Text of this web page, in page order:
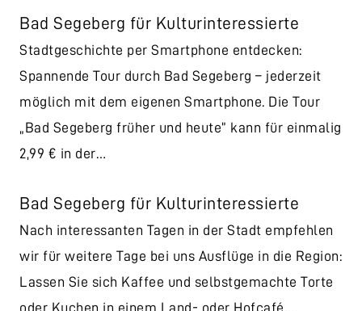
Bad Segeberg für Kulturinteressierte
Stadtgeschichte per Smartphone entdecken:
Spannende Tour durch Bad Segeberg – jederzeit
möglich mit dem eigenen Smartphone. Die Tour
„Bad Segeberg früher und heute” kann für einmalig
2,99 € in der…
Bad Segeberg für Kulturinteressierte
Nach interessanten Tagen in der Stadt empfehlen
wir für weitere Tage bei uns Ausflüge in die Region:
Lassen Sie sich Kaffee und selbstgemachte Torte
oder Kuchen in einem Land- oder Hofcafé…